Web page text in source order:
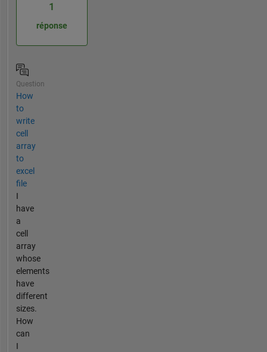
1
réponse
Question
How
to
write
cell
array
to
excel
file
I
have
a
cell
array
whose
elements
have
different
sizes.
How
can
I